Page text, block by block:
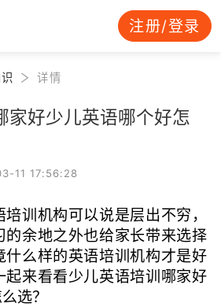
注册/登录
详情
家好少儿英语哪个好怎
11 17:56:28
训机构可以说是层出不穷，
的余地之外也给家长带来选择
什么样的英语培训机构才是好
起来看看少儿英语培训哪家好
选？